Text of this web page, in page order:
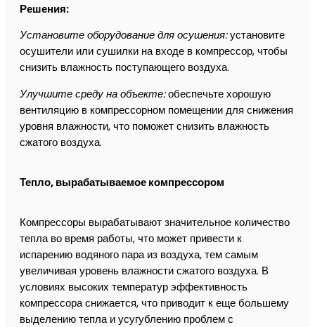
Решения:
Установите оборудование для осушения:установите
осушители или сушилки на входе в компрессор, чтобы
снизить влажность поступающего воздуха.
Улучшите среду на объекте:обеспечьте хорошую
вентиляцию в компрессорном помещении для снижения
уровня влажности, что поможет снизить влажность
сжатого воздуха.
Тепло, вырабатываемое компрессором
Компрессоры вырабатывают значительное количество
тепла во время работы, что может привести к
испарению водяного пара из воздуха, тем самым
увеличивая уровень влажности сжатого воздуха. В
условиях высоких температур эффективность
компрессора снижается, что приводит к еще большему
выделению тепла и усугублению проблем с